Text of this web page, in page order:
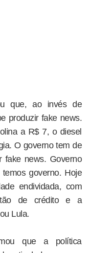
que, ao invés de
produzir fake news.
a R$ 7, o diesel
O governo tem de
fake news. Governo
governo. Hoje
endividada, com
de crédito e a
Lula.
que a política